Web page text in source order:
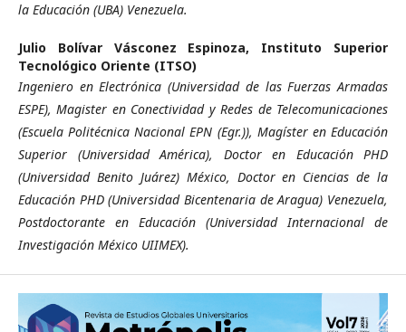
la Educación (UBA) Venezuela.
Julio Bolívar Vásconez Espinoza, Instituto Superior
Tecnológico Oriente (ITSO)
Ingeniero en Electrónica (Universidad de las Fuerzas Armadas
ESPE), Magister en Conectividad y Redes de Telecomunicaciones
(Escuela Politécnica Nacional EPN (Egr.)), Magíster en Educación
Superior (Universidad América), Doctor en Educación PHD
(Universidad Benito Juárez) México, Doctor en Ciencias de la
Educación PHD (Universidad Bicentenaria de Aragua) Venezuela,
Postdoctorante en Educación (Universidad Internacional de
Investigación México UIIMEX).